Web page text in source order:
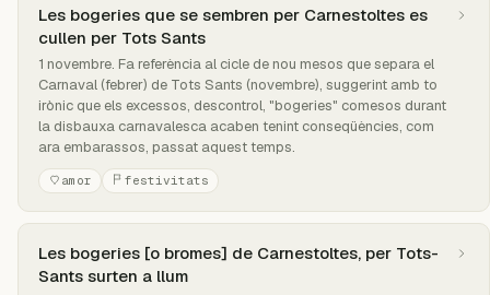
Les bogeries que se sembren per Carnestoltes es
cullen per Tots Sants
1 novembre. Fa referència al cicle de nou mesos que separa el
Carnaval (febrer) de Tots Sants (novembre), suggerint amb to
irònic que els excessos, descontrol, "bogeries" comesos durant
la disbauxa carnavalesca acaben tenint conseqüències, com
ara embarassos, passat aquest temps.
amor festivitats
Les bogeries [o bromes] de Carnestoltes, per Tots-
Sants surten a llum